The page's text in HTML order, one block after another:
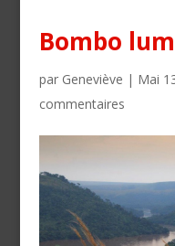
Bombo
par Geneviève | Mai
commentaires